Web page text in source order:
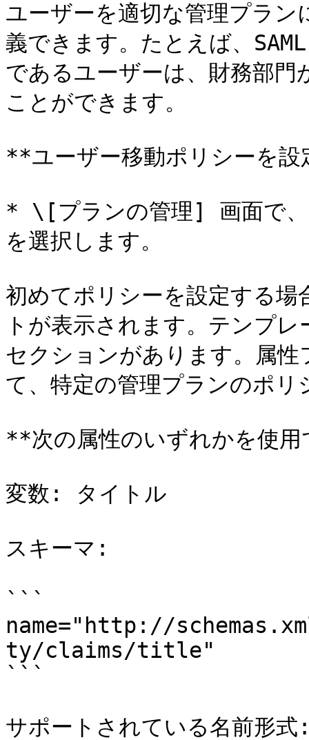
ユーザーを適切な管理プラ
義できます。たとえば、
であるユーザーは、財務部
ことができます。
**ユーザー移動ポリシーを
* \[プランの管理] 画面で
を選択します。
初めてポリシーを設定する
トが表示されます。テンプ
セクションがあります。属
て、特定の管理プランのポリ
**次の属性のいずれかを使
変数: タイトル
スキーマ:
```
name="http://
ty/claims/title"
```
サポートされている名前形